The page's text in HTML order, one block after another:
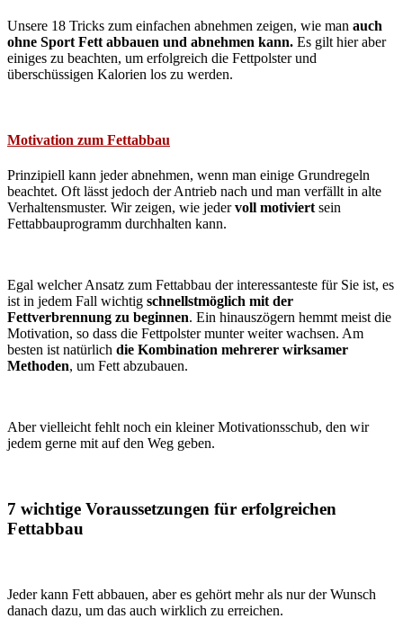
Unsere 18 Tricks zum einfachen abnehmen zeigen, wie man auch
ohne Sport Fett abbauen und abnehmen kann. Es gilt hier aber
einiges zu beachten, um erfolgreich die Fettpolster und
überschüssigen Kalorien los zu werden.
Motivation zum Fettabbau
Prinzipiell kann jeder abnehmen, wenn man einige Grundregeln
beachtet. Oft lässt jedoch der Antrieb nach und man verfällt in alte
Verhaltensmuster. Wir zeigen, wie jedervoll motiviertsein
Fettabbauprogramm durchhalten kann.
Egal welcher Ansatz zum Fettabbau der interessanteste für Sie ist, es
ist in jedem Fall wichtig schnellstmöglich mit der
Fettverbrennung zu beginnen. Ein hinauszögern hemmt meist die
Motivation, so dass die Fettpolster munter weiter wachsen. Am
besten ist natürlich die Kombination mehrerer wirksamer
Methoden, um Fett abzubauen.
Aber vielleicht fehlt noch ein kleiner Motivationsschub, den wir
jedem gerne mit auf den Weg geben.
7 wichtige Voraussetzungen für erfolgreichen
Fettabbau
Jeder kann Fett abbauen, aber es gehört mehr als nur der Wunsch
danach dazu, um das auch wirklich zu erreichen.